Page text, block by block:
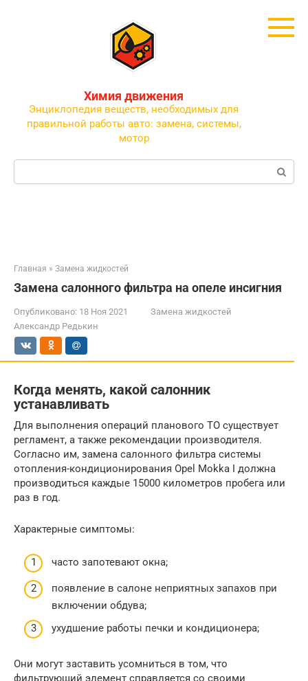
Химия движения
Энциклопедия веществ, необходимых для
правильной работы авто: замена, системы,
мотор
Поиск:
Главная » Замена жидкостей
Замена салонного фильтра на опеле инсигния
Опубликовано: 18 Ноя 2021
Замена жидкостей
Александр Редькин
Когда менять, какой салонник
устанавливать
Для выполнения операций планового ТО существует
регламент, а также рекомендации производителя.
Согласно им, замена салонного фильтра системы
отопления-кондиционирования Opel Mokka I должна
производиться каждые 15000 километров пробега или
раз в год.
Характерные симптомы:
часто запотевают окна;
появление в салоне неприятных запахов при
включении обдува;
ухудшение работы печки и кондиционера;
Они могут заставить усомниться в том, что
фильтрующий элемент справляется со своими